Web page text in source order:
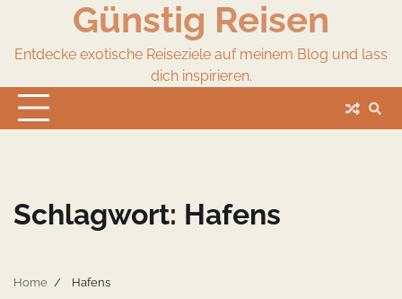
content
Günstig Reisen
Entdecke exotische Reiseziele auf meinem Blog und lass
dich inspirieren.
Schlagwort: Hafens
Home Hafens